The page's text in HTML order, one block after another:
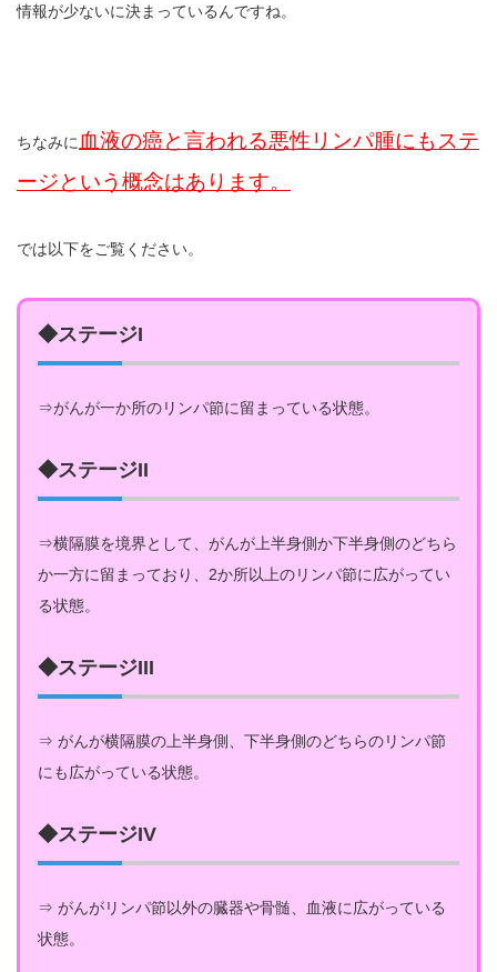
情報が少ないに決まっているんですね。
ちなみに 血液の癌と言われる悪性リンパ腫にもステ
ージという概念はあります。
では以下をご覧ください。
◆ステージI
⇒がんが一か所のリンパ節に留まっている状態。
◆ステージII
⇒横隔膜を境界として、がんが上半身側か下半身側のどちら
か一方に留まっており、2か所以上のリンパ節に広がってい
る状態。
◆ステージIII
⇒ がんが横隔膜の上半身側、下半身側のどちらのリンパ節
にも広がっている状態。
◆ステージIV
⇒ がんがリンパ節以外の臓器や骨髄、血液に広がっている
状態。